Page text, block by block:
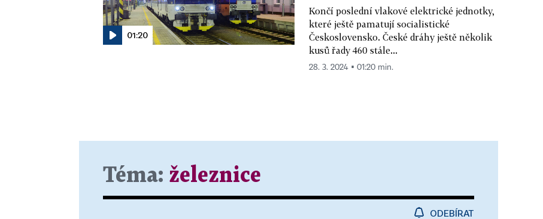
01:20
Končí poslední vlakové elektrické jednotky,
které ještě pamatují socialistické
Československo. České dráhy ještě několik
kusů řady 460 stále...
28. 3. 2024 ▪ 01:20 min.
Téma: železnice
ODEBÍRAT